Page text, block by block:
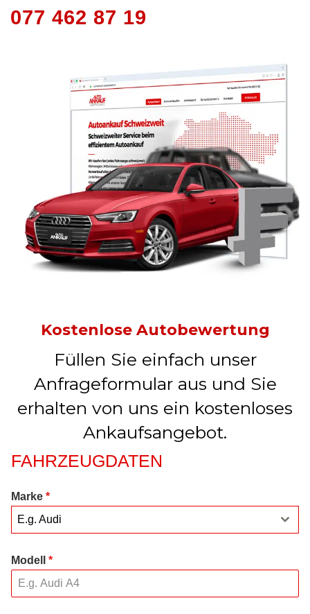
077 462 87 19
Kostenlose Autobewertung
Füllen Sie einfach unser
Anfrageformular aus und Sie
erhalten von uns ein kostenloses
Ankaufsangebot.
FAHRZEUGDATEN
Marke *
E.g. Audi
Modell *